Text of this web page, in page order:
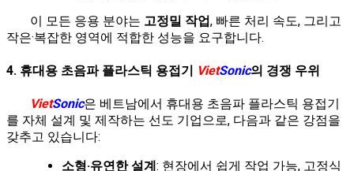
이 모든 응용 분야는 고정밀 작업, 빠른 처리 속도, 그리고
작은·복잡한 영역에 적합한 성능을 요구합니다.
4. 휴대용 초음파 플라스틱 용접기 VietSonic의 경쟁 우위
VietSonic은 베트남에서 휴대용 초음파 플라스틱 용접기
를 자체 설계 및 제작하는 선도 기업으로, 다음과 같은 강점을
갖추고 있습니다:
소형·유연한 설계: 현장에서 쉽게 작업 가능, 고정식